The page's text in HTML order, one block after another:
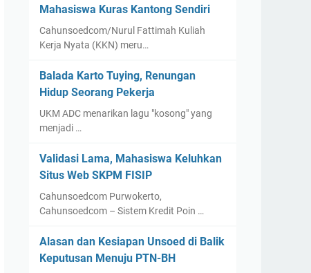
Mahasiswa Kuras Kantong Sendiri
Cahunsoedcom/Nurul Fattimah Kuliah
Kerja Nyata (KKN) meru…
Balada Karto Tuying, Renungan
Hidup Seorang Pekerja
UKM ADC menarikan lagu "kosong" yang
menjadi …
Validasi Lama, Mahasiswa Keluhkan
Situs Web SKPM FISIP
Cahunsoedcom Purwokerto,
Cahunsoedcom – Sistem Kredit Poin …
Alasan dan Kesiapan Unsoed di Balik
Keputusan Menuju PTN-BH